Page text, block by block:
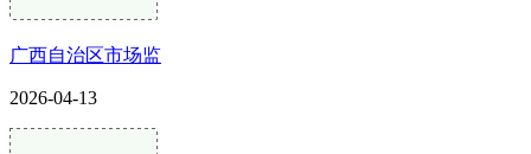
广西自治区市场监
2026-04-13